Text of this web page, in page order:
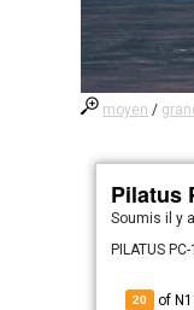
moyen /
Pilatus
Soumisil y
PILATUS
20 of